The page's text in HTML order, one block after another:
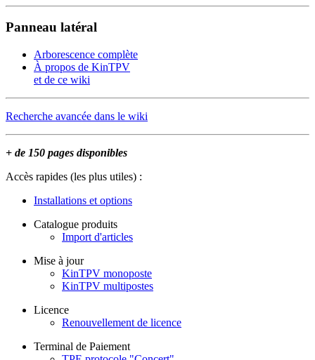
Panneau latéral
Arborescence complète
À propos de KinTPV
et de ce wiki
Recherche avancée dans le wiki
+ de 150 pages disponibles
Accès rapides (les plus utiles) :
Installations et options
Catalogue produits
Import d'articles
Mise à jour
KinTPV monoposte
KinTPV multipostes
Licence
Renouvellement de licence
Terminal de Paiement